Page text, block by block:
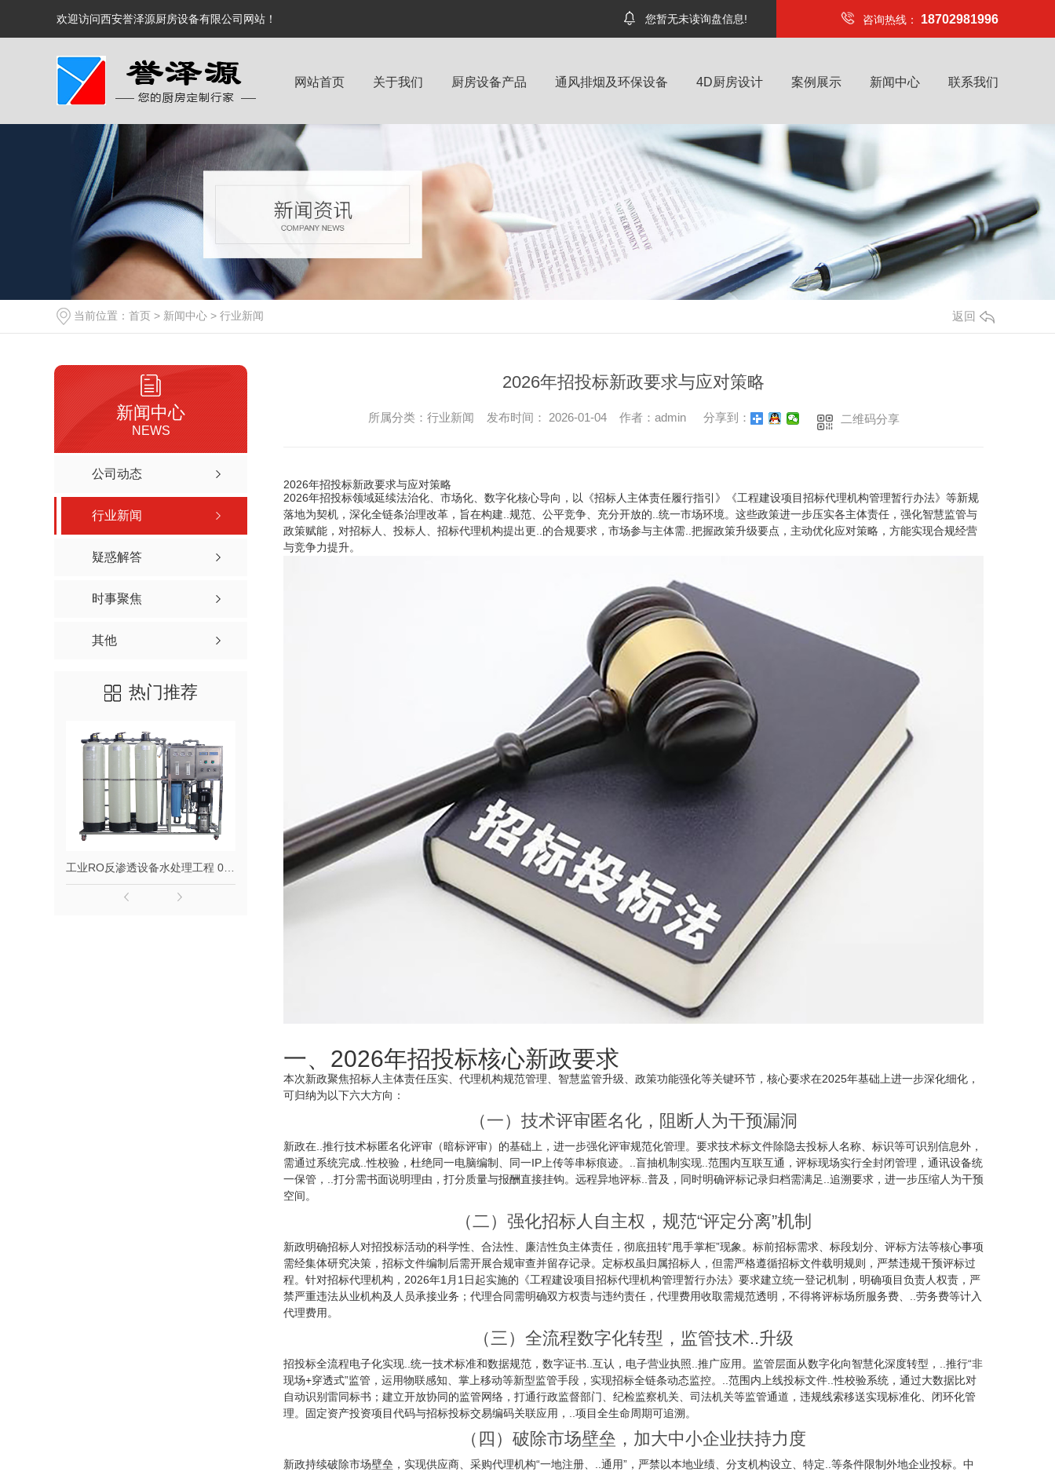
欢迎访问西安誉泽源厨房设备有限公司网站！ 咨询热线： 18702981996
您暂无未读询盘信息!
网站首页 关于我们 厨房设备产品 通风排烟及环保设备 4D厨房设计 案例展示 新闻中心 联系我们
当前位置： 首页 > 新闻中心 > 行业新闻 返回
新闻中心
NEWS
公司动态
行业新闻
疑惑解答
时事聚焦
其他
热门推荐
金佰特工程款热风循环双门**柜 立式双控商用酒店饭店厨房用 双开门不锈钢**碗柜 Haier 海尔保鲜工作台 卧式厨房操作台商用冰柜单温冷藏冷冻餐饮后厨不锈钢冷柜冰吧台 1.2米冷藏冷冻转换铜芯真钢SP-230C/D2 山东银鹰商用全自动和面机 HWT12.5/25/50/75公斤全自动合面机商用揉面机 HWY75面斗钢 25L
2026年招投标新政要求与应对策略
所属分类：行业新闻 发布时间： 2026-01-04 作者：admin 分享到： 二维码分享
2026年招投标新政要求与应对策略
2026年招投标领域延续法治化、市场化、数字化核心导向，以《招标人主体责任履行指引》《工程建设项目招标代理机构管理暂行办法》等新规
落地为契机，深化全链条治理改革，旨在构建..规范、公平竞争、充分开放的..统一市场环境。这些政策进一步压实各主体责任，强化智慧监管与
政策赋能，对招标人、投标人、招标代理机构提出更..的合规要求，市场参与主体需..把握政策升级要点，主动优化应对策略，方能实现合规经营
与竞争力提升。
一、2026年招投标核心新政要求
本次新政聚焦招标人主体责任压实、代理机构规范管理、智慧监管升级、政策功能强化等关键环节，核心要求在2025年基础上进一步深化细化，
可归纳为以下六大方向：
（一）技术评审匿名化，阻断人为干预漏洞
新政在..推行技术标匿名化评审（暗标评审）的基础上，进一步强化评审规范化管理。要求技术标文件除隐去投标人名称、标识等可识别信息外，
需通过系统完成..性校验，杜绝同一电脑编制、同一IP上传等串标痕迹。..盲抽机制实现..范围内互联互通，评标现场实行全封闭管理，通讯设备统
一保管，..打分需书面说明理由，打分质量与报酬直接挂钩。远程异地评标..普及，同时明确评标记录归档需满足..追溯要求，进一步压缩人为干预
空间。
（二）强化招标人自主权，规范“评定分离”机制
新政明确招标人对招投标活动的科学性、合法性、廉洁性负主体责任，彻底扭转“甩手掌柜”现象。标前招标需求、标段划分、评标方法等核心事项
需经集体研究决策，招标文件编制后需开展合规审查并留存记录。定标权虽归属招标人，但需严格遵循招标文件载明规则，严禁违规干预评标过
程。针对招标代理机构，2026年1月1日起实施的《工程建设项目招标代理机构管理暂行办法》要求建立统一登记机制，明确项目负责人权责，严
禁严重违法从业机构及人员承接业务；代理合同需明确双方权责与违约责任，代理费用收取需规范透明，不得将评标场所服务费、..劳务费等计入
代理费用。
（三）全流程数字化转型，监管技术..升级
招投标全流程电子化实现..统一技术标准和数据规范，数字证书..互认，电子营业执照..推广应用。监管层面从数字化向智慧化深度转型，..推行“非
现场+穿透式”监管，运用物联感知、掌上移动等新型监管手段，实现招标全链条动态监控。..范围内上线投标文件..性校验系统，通过大数据比对
自动识别雷同标书；建立开放协同的监管网络，打通行政监督部门、纪检监察机关、司法机关等监管通道，违规线索移送实现标准化、闭环化管
理。固定资产投资项目代码与招标投标交易编码关联应用，..项目全生命周期可追溯。
（四）破除市场壁垒，加大中小企业扶持力度
新政持续破除市场壁垒，实现供应商、采购代理机构“一地注册、..通用”，严禁以本地业绩、分支机构设立、特定..等条件限制外地企业投标。中